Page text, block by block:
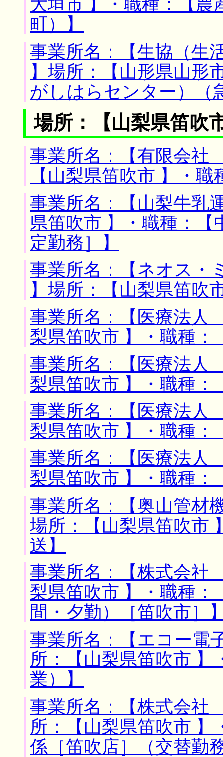
大垣市 】・職種：【
町）】
事業所名：【生協（
】場所：【山形県山形
がしはらセンター）（
場所：【山梨県笛吹
事業所名：【有限会社
【山梨県笛吹市 】・
事業所名：【山梨牛乳
県笛吹市 】・職種：
定勤務］】
事業所名：【ネオス
】場所：【山梨県笛吹
事業所名：【医療法人
梨県笛吹市 】・職種：
事業所名：【医療法人
梨県笛吹市 】・職種：
事業所名：【医療法人
梨県笛吹市 】・職種：
事業所名：【医療法人
梨県笛吹市 】・職種：
事業所名：【奥山管材
場所：【山梨県笛吹市
送】
事業所名：【株式会
梨県笛吹市 】・職種
間・夕勤）［笛吹市］
事業所名：【エコー
所：【山梨県笛吹市 】
業）】
事業所名：【株式会
所：【山梨県笛吹市
係［笛吹店］（交替勤